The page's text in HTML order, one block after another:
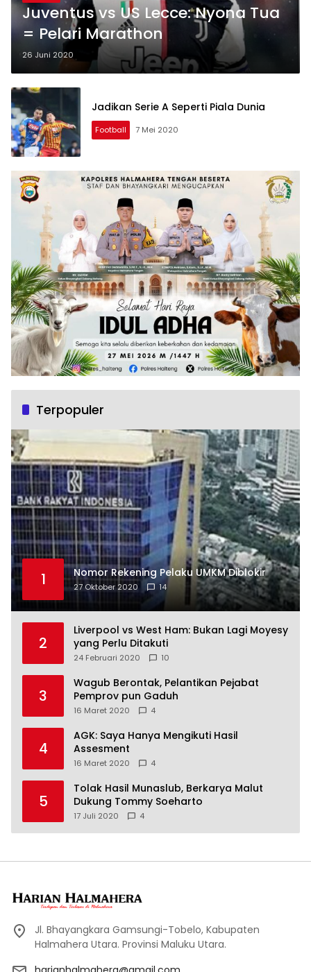
Juventus vs US Lecce: Nyona Tua
= Pelari Marathon
26 Juni 2020
Jadikan Serie A Seperti Piala Dunia
Football 7 Mei 2020
Terpopuler
1 Nomor Rekening Pelaku UMKM Diblokir
27 Oktober 2020 14
2
Liverpool vs West Ham: Bukan Lagi Moyesy
yang Perlu Ditakuti
24 Februari 2020 10
3
Wagub Berontak, Pelantikan Pejabat
Pemprov pun Gaduh
16 Maret 2020 4
4
AGK: Saya Hanya Mengikuti Hasil
Assesment
16 Maret 2020 4
5
Tolak Hasil Munaslub, Berkarya Malut
Dukung Tommy Soeharto
17 Juli 2020 4
Jl. Bhayangkara Gamsungi-Tobelo, Kabupaten
Halmahera Utara. Provinsi Maluku Utara.